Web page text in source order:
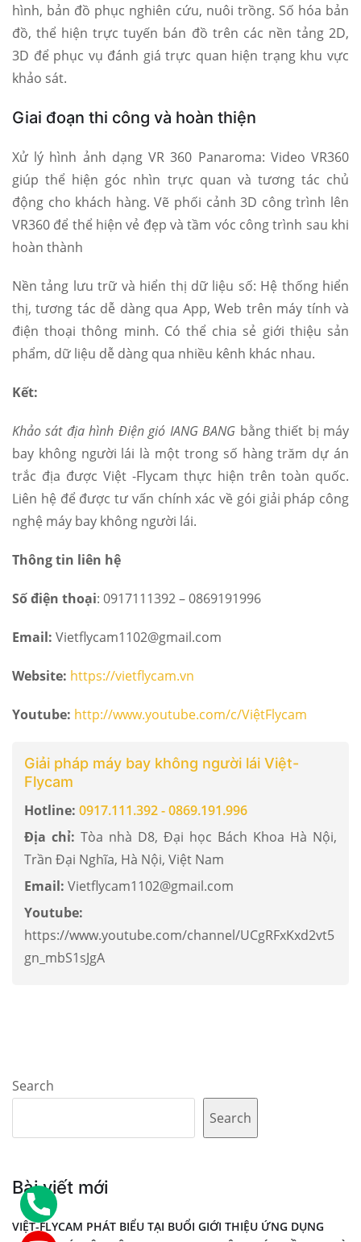
hình, bản đồ phục nghiên cứu, nuôi trồng. Số hóa bản
đồ, thể hiện trực tuyến bán đồ trên các nền tảng 2D,
3D để phục vụ đánh giá trực quan hiện trạng khu vực
khảo sát.
Giai đoạn thi công và hoàn thiện
Xử lý hình ảnh dạng VR 360 Panaroma: Video VR360
giúp thể hiện góc nhìn trực quan và tương tác chủ
động cho khách hàng. Vẽ phối cảnh 3D công trình lên
VR360 để thể hiện vẻ đẹp và tầm vóc công trình sau khi
hoàn thành
Nền tảng lưu trữ và hiển thị dữ liệu số: Hệ thống hiển
thị, tương tác dễ dàng qua App, Web trên máy tính và
điện thoại thông minh. Có thể chia sẻ giới thiệu sản
phẩm, dữ liệu dễ dàng qua nhiều kênh khác nhau.
Kết:
Khảo sát địa hình Điện gió IANG BANG bằng thiết bị máy
bay không người lái là một trong số hàng trăm dự án
trắc địa được Việt -Flycam thực hiện trên toàn quốc.
Liên hệ để được tư vấn chính xác về gói giải pháp công
nghệ máy bay không người lái.
Thông tin liên hệ
Số điện thoại: 0917111392 – 0869191996
Email: Vietflycam1102@gmail.com
Website: https://vietflycam.vn
Youtube: http://www.youtube.com/c/ViệtFlycam
Giải pháp máy bay không người lái Việt-
Flycam
Hotline: 0917.111.392 - 0869.191.996
Địa chỉ: Tòa nhà D8, Đại học Bách Khoa Hà Nội,
Trần Đại Nghĩa, Hà Nội, Việt Nam
Email: Vietflycam1102@gmail.com
Youtube:
https://www.youtube.com/channel/UCgRFxKxd2vt5
gn_mbS1sJgA
Search
Search
Bài viết mới
VIỆT-FLYCAM PHÁT BIỂU TẠI BUỔI GIỚI THIỆU ỨNG DỤNG